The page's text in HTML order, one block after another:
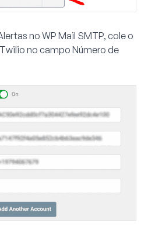
no WP Mail SMTP, cole o
no campo Número de